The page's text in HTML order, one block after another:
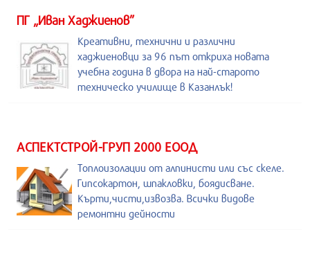
ПГ „Иван Хаджиенов”
Креативни, технични и различни
хаджиеновци за 96 път откриха новата
учебна година в двора на най-старото
техническо училище в Казанлък!
АСПЕКТСТРОЙ-ГРУП 2000 ЕООД
Топлоизолации от алпинисти или със скеле.
Гипсокартон, шпакловки, боядисване.
Кърти,чисти,извозва. Всички видове
ремонтни дейности